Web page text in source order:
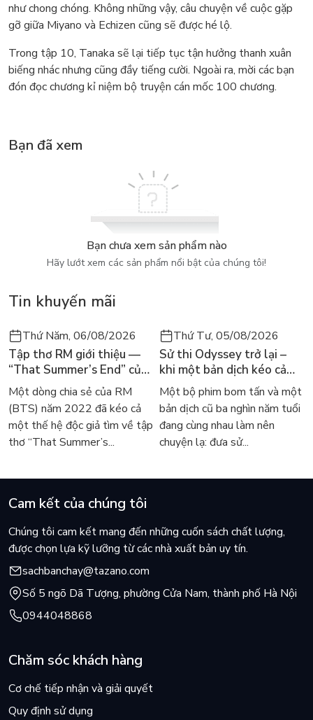
như chong chóng. Không những vậy, câu chuyện về cuộc gặp
gỡ giữa Miyano và Echizen cũng sẽ được hé lộ.
Trong tập 10, Tanaka sẽ lại tiếp tục tận hưởng thanh xuân
biếng nhác nhưng cũng đầy tiếng cười. Ngoài ra, mời các bạn
đón đọc chương kỉ niệm bộ truyện cán mốc 100 chương.
Bạn đã xem
Bạn chưa xem sản phẩm nào
Hãy lướt xem các sản phẩm nổi bật của chúng tôi!
Tin khuyến mãi
Thứ Năm, 06/08/2026
Tập thơ RM giới thiệu —
“That Summer’s End” của
Lee Seong-bok ra mắt bản
tiếng Anh sau 4 năm gây
sốt
Một dòng chia sẻ của RM
(BTS) năm 2022 đã kéo cả
một thế hệ độc giả tìm về tập
thơ “That Summer’s...
Thứ Tư, 05/08/2026
Sử thi Odyssey trở lại –
khi một bản dịch kéo cả
thế giới về với văn học
kinh điển
Một bộ phim bom tấn và một
bản dịch cũ ba nghìn năm tuổi
đang cùng nhau làm nên
chuyện lạ: đưa sử...
Cam kết của chúng tôi
Chúng tôi cam kết mang đến những cuốn sách chất lượng,
được chọn lựa kỹ lưỡng từ các nhà xuất bản uy tín.
sachbanchay@tazano.com
Số 5 ngõ Dã Tượng, phường Cửa Nam, thành phố Hà Nội
0944048868
Chăm sóc khách hàng
Cơ chế tiếp nhận và giải quyết
Quy định sử dụng